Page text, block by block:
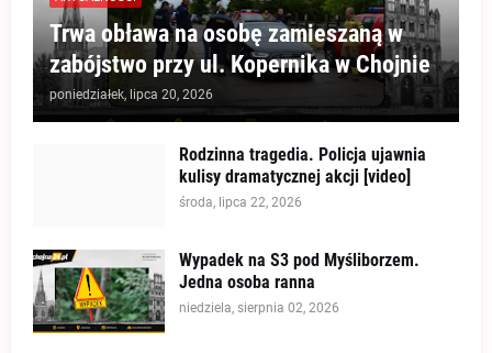
Trwa obława na osobę zamieszaną w
zabójstwo przy ul. Kopernika w Chojnie
poniedziałek, lipca 20, 2026
Rodzinna tragedia. Policja ujawnia
kulisy dramatycznej akcji [video]
środa, lipca 22, 2026
Wypadek na S3 pod Myśliborzem.
Jedna osoba ranna
niedziela, sierpnia 02, 2026